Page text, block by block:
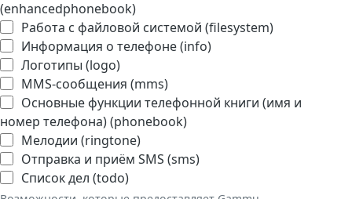
(enhancedphonebook)
Работа с файловой системой (filesystem)
Информация о телефоне (info)
Логотипы (logo)
MMS-сообщения (mms)
Основные функции телефонной книги (имя и
номер телефона) (phonebook)
Мелодии (ringtone)
Отправка и приём SMS (sms)
Список дел (todo)